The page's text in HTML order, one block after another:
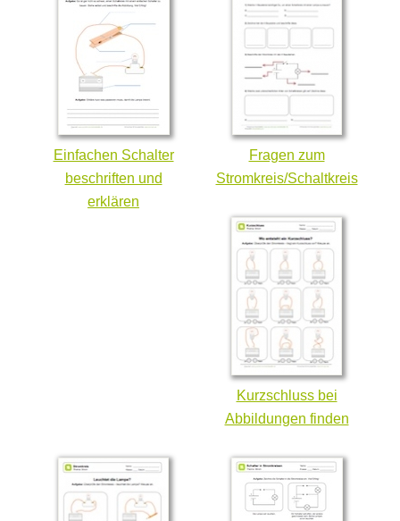
Einfachen Schalter
beschriften und
erklären
Fragen zum
Stromkreis/Schaltkreis
Kurzschluss bei
Abbildungen finden